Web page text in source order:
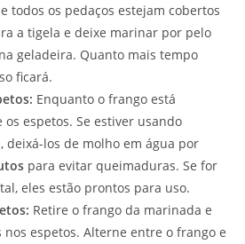
todos os pedaços estejam cobertos
a tigela e deixe marinar por pelo
na geladeira. Quanto mais tempo
ficará.
Enquanto o frango está
espetos. Se estiver usando
deixá-los de molho em água por
para evitar queimaduras. Se for
eles estão prontos para uso.
Retire o frango da marinada e
nos espetos. Alterne entre o frango e